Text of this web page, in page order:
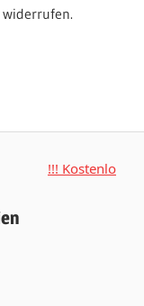
!!! Kostenloses